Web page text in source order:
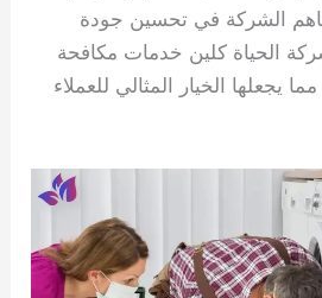
الشركة في تحسين جودة
الحياة كلين خدمات مكافحة
يجعلها الخيار المثالي للعملاء